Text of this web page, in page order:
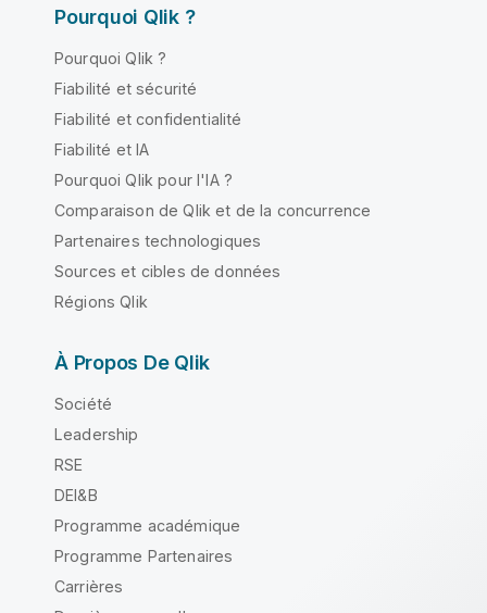
Pourquoi Qlik ?
Pourquoi Qlik ?
Fiabilité et sécurité
Fiabilité et confidentialité
Fiabilité et IA
Pourquoi Qlik pour l'IA ?
Comparaison de Qlik et de la concurrence
Partenaires technologiques
Sources et cibles de données
Régions Qlik
À Propos De Qlik
Société
Leadership
RSE
DEI&B
Programme académique
Programme Partenaires
Carrières